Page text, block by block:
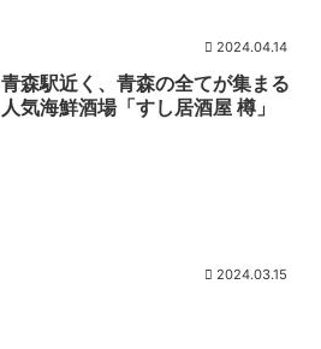
2024.04.14
青森駅近く、青森の全てが集まる
人気海鮮酒場「すし居酒屋 樽」
2024.03.15